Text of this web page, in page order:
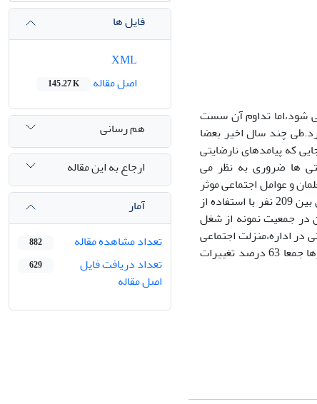
شود،اما تداوم آن سست
چند سال اخیر بعضا
که پیامدهای نارضایتی
ها ضروری به نظر می
و عوامل اجتماعی موثر
برآن.جامعه اماری تحقیق کلیه معلمان شهر نیشابور به تعداد 4673 نفر هستند که از این بین 209 نفر با استفاده از
اساس یافته های تحقیق،49 درصد معلمان در جمعیت نمونه از شغل
اداره،منزلت اجتماعی
شغل و تحصیلات معلمان با نارضایتی شغلی آنان رابطه معناداری وجود دارد و این متغیرها جمعا 63 درصد تغییرات
فایل ها
اصل مقاله
145.27 K
هم رسانی
ارجاع به این مقاله
آمار
تعداد مشاهده مقاله
882
تعداد دریافت فایل
اصل مقاله
629